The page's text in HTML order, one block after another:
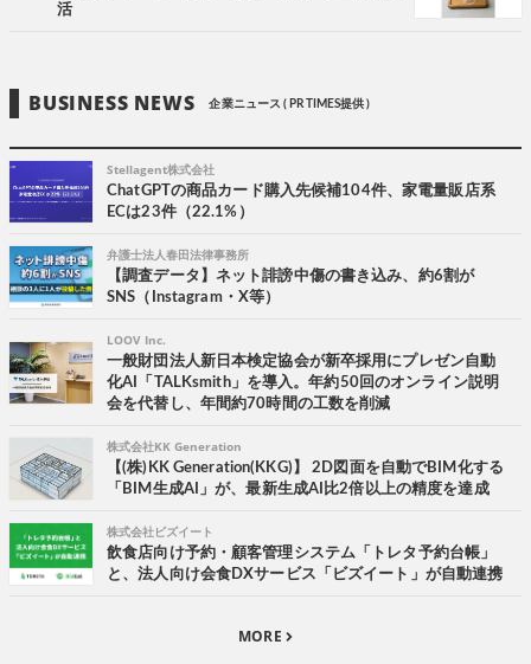
活
BUSINESS NEWS 企業ニュース ( PR TIMES提供 )
Stellagent株式会社
ChatGPTの商品カード購入先候補104件、家電量販店系
ECは23件（22.1%）
弁護士法人春田法律事務所
【調査データ】ネット誹謗中傷の書き込み、約6割が
SNS（Instagram・X等）
LOOV Inc.
一般財団法人新日本検定協会が新卒採用にプレゼン自動
化AI「TALKsmith」を導入。年約50回のオンライン説明
会を代替し、年間約70時間の工数を削減
株式会社KK Generation
【(株)KK Generation(KKG)】 2D図面を自動でBIM化する
「BIM生成AI」が、最新生成AI比2倍以上の精度を達成
株式会社ビズイート
飲食店向け予約・顧客管理システム「トレタ予約台帳」
と、法人向け会食DXサービス「ビズイート」が自動連携
MORE